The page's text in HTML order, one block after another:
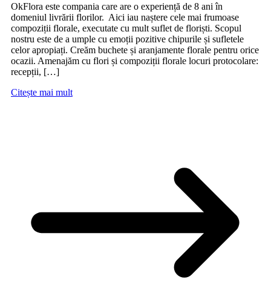
OkFlora este compania care are o experiență de 8 ani în
domeniul livrării florilor. Aici iau naștere cele mai frumoase
compoziții florale, executate cu mult suflet de floriști. Scopul
nostru este de a umple cu emoții pozitive chipurile și sufletele
celor apropiați. Creăm buchete și aranjamente florale pentru orice
ocazii. Amenajăm cu flori și compoziții florale locuri protocolare:
recepții, […]
Citește mai mult